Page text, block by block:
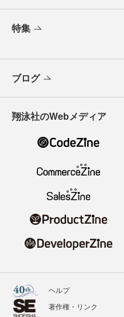
特集
ブログ
翔泳社のWebメディア
ヘルプ
著作権・リンク